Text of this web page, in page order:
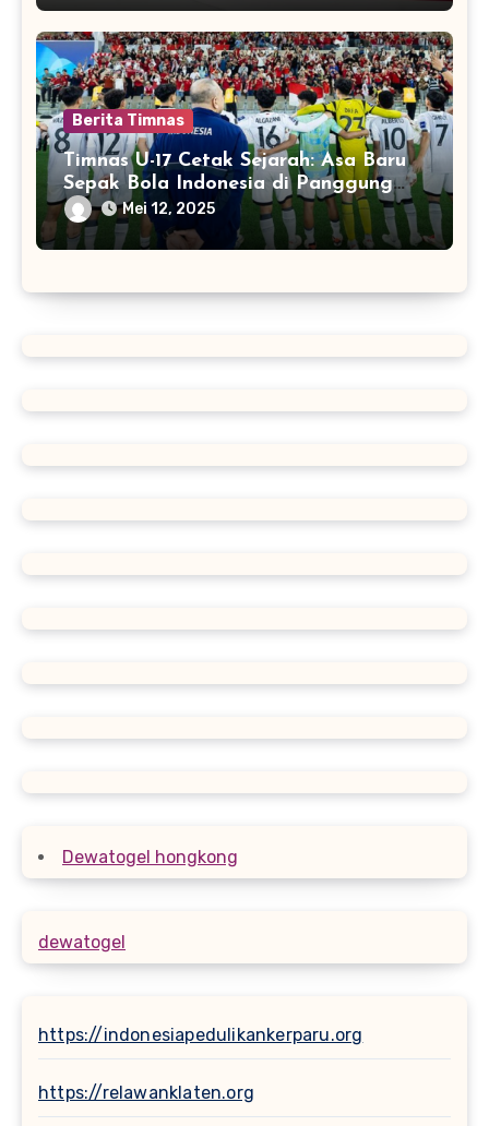
Berita Timnas
Timnas U-17 Cetak Sejarah: Asa Baru
Sepak Bola Indonesia di Panggung
Dunia Mei 12, 2025
Dewatogel hongkong
dewatogel
https://indonesiapedulikankerparu.org
https://relawanklaten.org